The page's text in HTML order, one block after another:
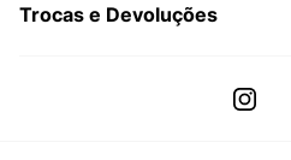
Formas de Entrega
Regulamento de Promoções
Fale conosco pelo WhatsApp
Trocas e Devoluções